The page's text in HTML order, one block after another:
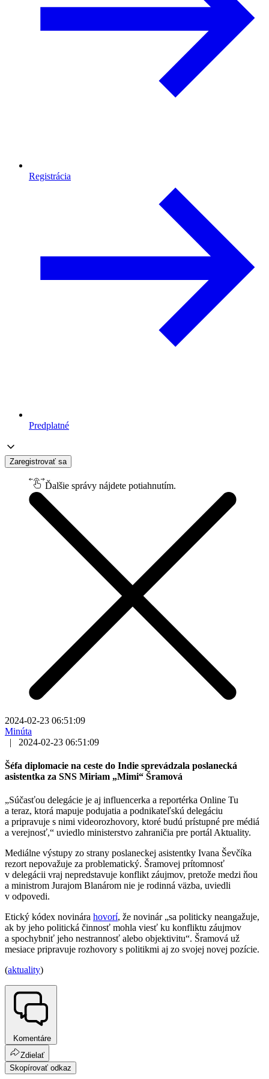
Registrácia
Predplatné
Zaregistrovať sa
Ďalšie správy nájdete potiahnutím.
2024-02-23 06:51:09
Minúta
|
2024-02-23 06:51:09
Šéfa diplomacie na ceste do Indie sprevádzala poslanecká
asistentka za SNS Miriam „Mimi“ Šramová
„Súčasťou delegácie je aj influencerka a reportérka Online Tu
a teraz, ktorá mapuje podujatia a podnikateľskú delegáciu
a pripravuje s nimi videorozhovory, ktoré budú prístupné pre médiá
a verejnosť,“ uviedlo ministerstvo zahraničia pre portál Aktuality.
Mediálne výstupy zo strany poslaneckej asistentky Ivana Ševčíka
rezort nepovažuje za problematický. Šramovej prítomnosť
v delegácii vraj nepredstavuje konflikt záujmov, pretože medzi ňou
a ministrom Jurajom Blanárom nie je rodinná väzba, uviedli
v odpovedi.
Etický kódex novinára hovorí, že novinár „sa politicky neangažuje,
ak by jeho politická činnosť mohla viesť ku konfliktu záujmov
a spochybniť jeho nestrannosť alebo objektivitu“. Šramová už
mesiace pripravuje rozhovory s politikmi aj zo svojej novej pozície.
(aktuality)
Komentáre
Zdielať
Skopírovať odkaz